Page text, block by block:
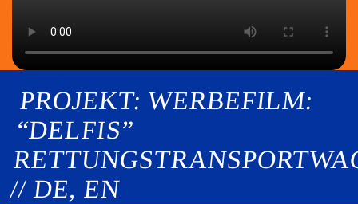
PROJEKT: WERBEFILM:
“DELFIS”
// DE, EN